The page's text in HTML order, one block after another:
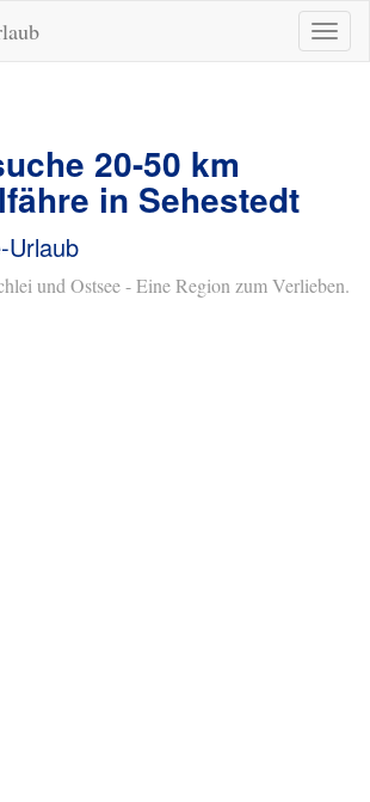
ein-/
20-50 km
in Sehestedt
Urlaub
und Ostsee - Eine Region zum Verlieben.